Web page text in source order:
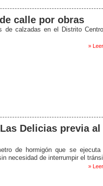
calle por obras
de calzadas en el Distrito
»
Delicias previa al
de hormigón que se ejecuta
necesidad de interrumpir el
»